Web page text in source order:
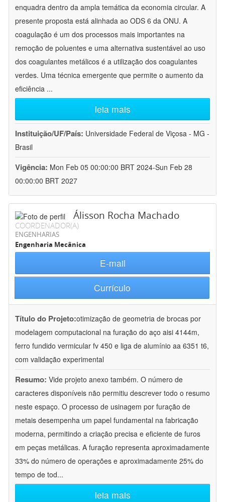
enquadra dentro da ampla temática da economia circular. A
presente proposta está alinhada ao ODS 6 da ONU. A
coagulação é um dos processos mais importantes na
remoção de poluentes e uma alternativa sustentável ao uso
dos coagulantes metálicos é a utilização dos coagulantes
verdes. Uma técnica emergente que permite o aumento da
eficiência ...
leia mais
Instituição/UF/País: Universidade Federal de Viçosa - MG -
Brasil
Vigência: Mon Feb 05 00:00:00 BRT 2024-Sun Feb 28
00:00:00 BRT 2027
Álisson Rocha Machado
COORDENADOR(A)
ENGENHARIAS
Engenharia Mecânica
E-mail
Currículo
Título do Projeto:otimização de geometria de brocas por
modelagem computacional na furação do aço aisi 4144m,
ferro fundido vermicular fv 450 e liga de alumínio aa 6351 t6,
com validação experimental
Resumo: Vide projeto anexo também. O número de
caracteres disponíveis não permitiu descrever todo o resumo
neste espaço. O processo de usinagem por furação de
metais desempenha um papel fundamental na fabricação
moderna, permitindo a criação precisa e eficiente de furos
em peças metálicas. A furação representa aproximadamente
33% do número de operações e aproximadamente 25% do
tempo de tod...
leia mais